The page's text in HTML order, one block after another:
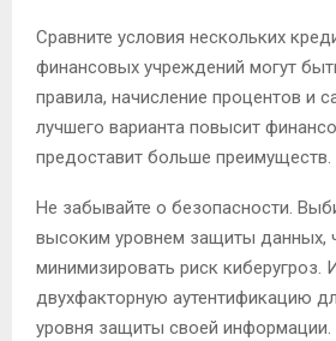
Сравните условия нескольких
финансовых учреждений могут
правила, начисление процентов и
лучшего варианта повысит
предоставит больше преимуществ.
Не забывайте о безопасности.
высоким уровнем защиты данных,
минимизировать риск киберугроз.
двухфакторную аутентификацию
уровня защиты своей информации.